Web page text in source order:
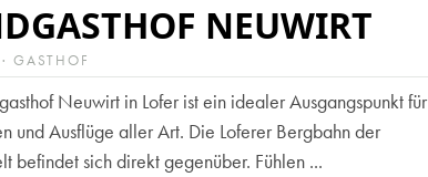
NEUWIRT
GASTHOF
Neuwirt in Lofer ist ein idealer Ausgangspunkt für
und Ausflüge aller Art. Die Loferer Bergbahn der
befindet sich direkt gegenüber. Fühlen ...